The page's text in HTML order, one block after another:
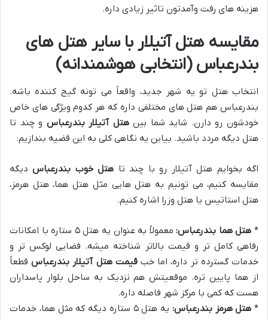
هزینه های رفت وآمدتون تاثیر زیادی داره.
مقایسه هتل آتیلار با سایر هتل های
بندرعباس (انتخابی هوشمندانه)
انتخاب هتل تو یه شهر جدید، واقعاً می تونه گیج کننده باشه.
بندرعباس هم هتل های مختلفی داره که هر کدوم ویژگی های خاص
خودشون رو دارن. شاید شما بینهتل آتیلار بندرعباس و چند تا
هتل دیگه مردد باشید. بیاین یه نگاهی کلی به این قضیه بندازیم:
اگه بخوایم هتل آتیلار رو با چند تا هتل خوب بندرعباسدیگه
مقایسه کنیم، می تونیم به هتل هایی مثل هتل هما، هتل هرمز،
هتل استاتیس یا هتل وزرا اشاره کنیم.
* هتل هما بندرعباس:
معمولاً به عنوان یه هتل ۵ ستاره با امکانات
رفاهی کامل تر و قیمت بالاتر شناخته میشه. فضایی لوکس تر و
خدمات گسترده تر داره، اما خبقیمت هتل آتیلار بندرعباسقطعاً
از هما پایین تره. موقعیتش هم نزدیک به ساحل بلوار پاسداران
هست که کمی با مرکز شهر فاصله داره.
* هتل هرمز بندرعباس:
یه هتل ۵ ستاره دیگه که مثل هما، خدمات